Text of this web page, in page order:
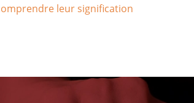
leur signification